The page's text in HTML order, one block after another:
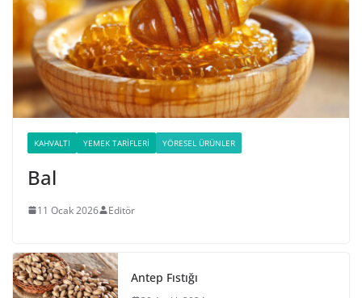
KAHVALTI YEMEK TARIFLERI YÖRESEL ÜRÜNLER
Bal
11 Ocak 2026 Editör
Antep Fıstığı